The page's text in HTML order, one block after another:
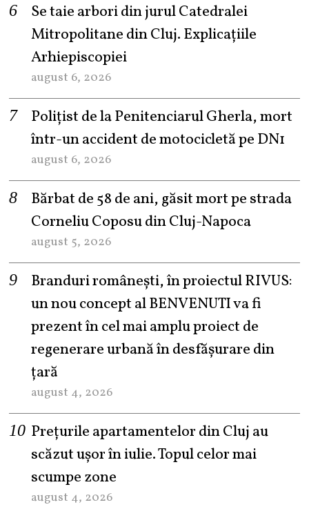
Se taie arbori din jurul Catedralei
Mitropolitane din Cluj. Explicațiile
Arhiepiscopiei
august 6, 2026
Polițist de la Penitenciarul Gherla, mort
într-un accident de motocicletă pe DN1
august 6, 2026
Bărbat de 58 de ani, găsit mort pe strada
Corneliu Coposu din Cluj-Napoca
august 5, 2026
Branduri românești, în proiectul RIVUS:
un nou concept al BENVENUTI va fi
prezent în cel mai amplu proiect de
regenerare urbană în desfășurare din
țară
august 4, 2026
Prețurile apartamentelor din Cluj au
scăzut ușor în iulie. Topul celor mai
scumpe zone
august 4, 2026